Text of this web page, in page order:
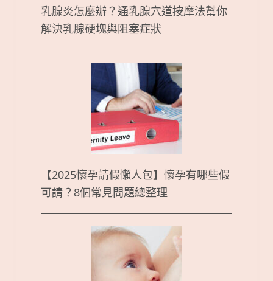
乳腺炎怎麼辦？通乳腺穴道按摩法幫你
解決乳腺硬塊與阻塞症狀
【2025懷孕請假懶人包】懷孕有哪些假
可請？8個常見問題總整理